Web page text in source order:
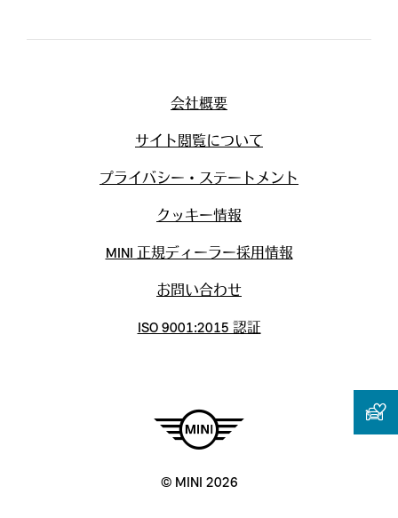
会社概要
サイト閲覧について
プライバシー・ステートメント
クッキー情報
MINI 正規ディーラー採用情報
お問い合わせ
ISO 9001:2015 認証
© MINI 2026